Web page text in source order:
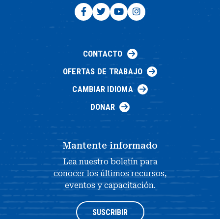
CONTACTO
OFERTAS DE TRABAJO
CAMBIAR IDIOMA
DONAR
Mantente informado
Lea nuestro boletín para
conocer los últimos recursos,
eventos y capacitación.
SUSCRIBIR